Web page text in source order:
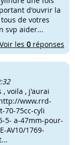
d'ouvrir la
de votres
svp aider...
Voir les 0 réponses
voila , j'aurai
www.rrd-
70-75cc-cyli
5- a-47mm-pour-
AV10/1769-